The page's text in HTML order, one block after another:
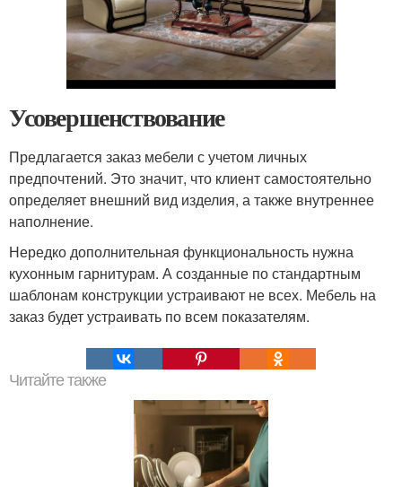
Усовершенствование
Предлагается заказ мебели с учетом личных
предпочтений. Это значит, что клиент самостоятельно
определяет внешний вид изделия, а также внутреннее
наполнение.
Нередко дополнительная функциональность нужна
кухонным гарнитурам. А созданные по стандартным
шаблонам конструкции устраивают не всех. Мебель на
заказ будет устраивать по всем показателям.
Читайте также